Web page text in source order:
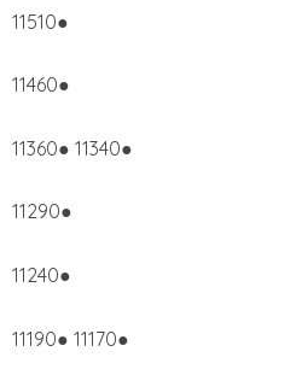
11510●
11460●
11360● 11340●
11290●
11240●
11190● 11170●